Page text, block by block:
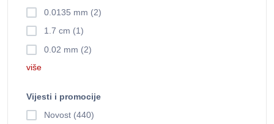
0.0135 mm (2)
1.7 cm (1)
0.02 mm (2)
više
Vijesti i promocije
Novost (440)